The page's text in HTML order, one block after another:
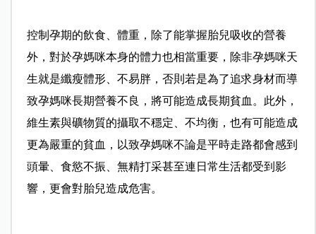
控制孕期的飲食、體重，除了能掌握胎兒吸收的營養
外，對於孕媽咪本身的體力也相當重要，除非孕媽咪天
生就是纖瘦體形、不易胖，否則若是為了追求身材而導
致孕媽咪長期營養不良，將可能造成長期貧血。此外，
維生素與礦物質的攝取不穩定、不均衡，也有可能造成
更為嚴重的貧血，以致孕媽咪不論是平時走路都會感到
頭暈、食慾不振、無精打采甚至連日常生活都受到影
響，更會對胎兒造成危害。